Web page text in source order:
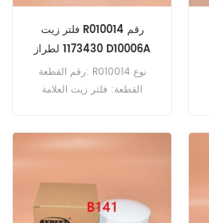
فلتر زيت R010014 رقم
1173430 لطراز D10006A
رقم القطعة: R010014 نوع
القطعة: فلتر زيت العلامة
R010014 فلتر الزيت المرجعي
D16006 D7506 D8005
D8005A D8006 D9005